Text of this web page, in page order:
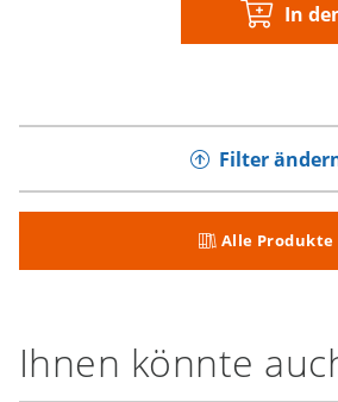
In
Filter
Alle Produkte
Ihnen könnte